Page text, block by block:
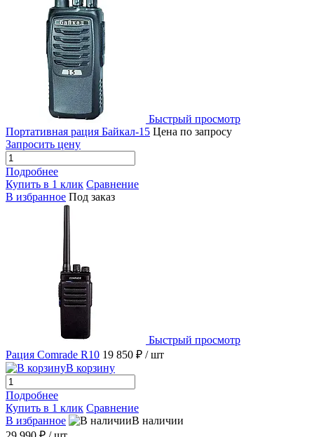
Быстрый просмотр
Портативная рация Байкал-15 Цена по запросу
Запросить цену
Подробнее
Купить в 1 клик Сравнение
В избранное Под заказ
Быстрый просмотр
Рация Comrade R10 19 850 ₽ / шт
В корзину
Подробнее
Купить в 1 клик Сравнение
В избранное
В наличии